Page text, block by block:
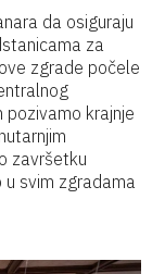
da osiguraju
za
zgrade počele
krajnje
završetku
svim zgradama